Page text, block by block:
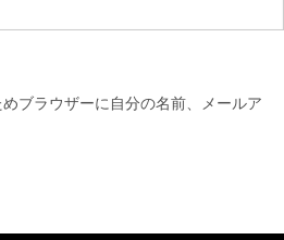
ブラウザーに自分の名前、メールア